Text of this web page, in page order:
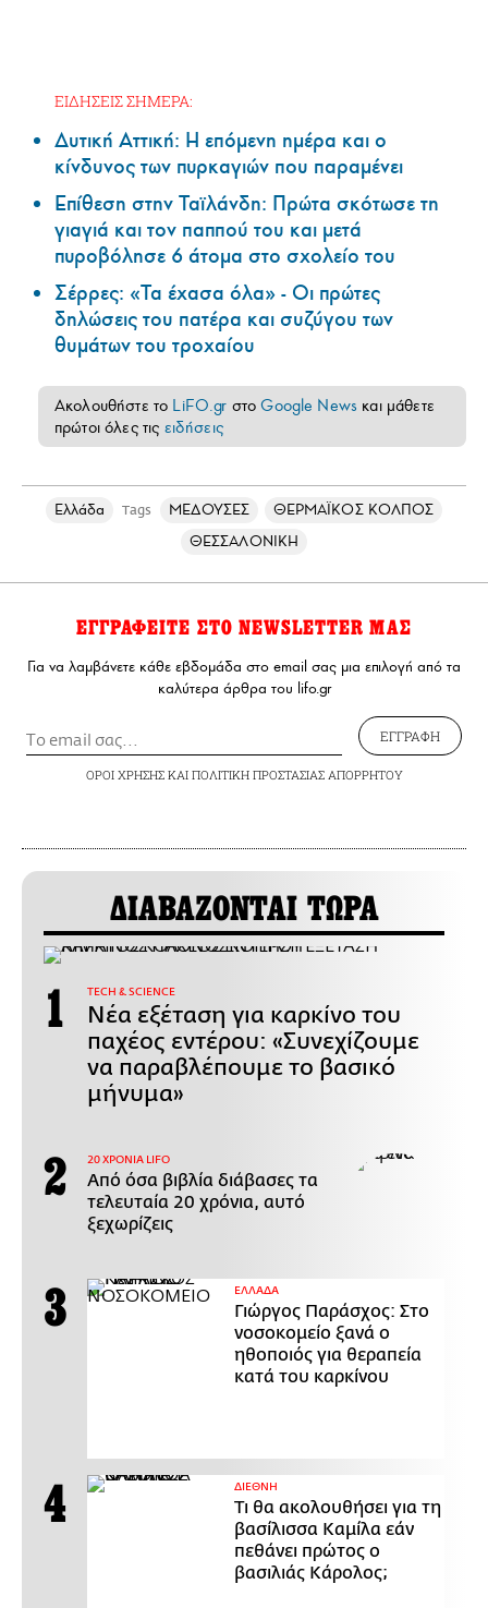
ΕΙΔΗΣΕΙΣ ΣΗΜΕΡΑ:
Δυτική Αττική: Η επόμενη ημέρα και ο
κίνδυνος των πυρκαγιών που παραμένει
Επίθεση στην Ταϊλάνδη: Πρώτα σκότωσε τη
γιαγιά και τον παππού του και μετά
πυροβόλησε 6 άτομα στο σχολείο του
Σέρρες: «Τα έχασα όλα» - Οι πρώτες
δηλώσεις του πατέρα και συζύγου των
θυμάτων του τροχαίου
Ακολουθήστε το LiFO.gr στοGoogle News και μάθετε
πρώτοι όλες τις ειδήσεις
Ελλάδα Tags ΜΕΔΟΥΣΕΣ
ΘΕΡΜΑΪΚΟΣ ΚΟΛΠΟΣ
ΘΕΣΣΑΛΟΝΙΚΗ
ΕΓΓΡΑΦΕΙΤΕ ΣΤΟ NEWSLETTER ΜΑΣ
Για να λαμβάνετε κάθε εβδομάδα στο email σας μια επιλογή από τα
καλύτερα άρθρα του lifo.gr
ΕΓΓΡΑΦΗ
ΟΡΟΙ ΧΡΗΣΗΣΚΑΙ ΠΟΛΙΤΙΚΗ ΠΡΟΣΤΑΣΙΑΣ ΑΠΟΡΡΗΤΟΥ
ΔΙΑΒΑΖΟΝΤΑΙ ΤΩΡΑ
ΤECH & SCIENCE
Νέα εξέταση για καρκίνο του
παχέος εντέρου: «Συνεχίζουμε
να παραβλέπουμε το βασικό
μήνυμα»
20 ΧΡΟΝΙΑ LIFO
Από όσα βιβλία διάβασες τα
τελευταία 20 χρόνια, αυτό
ξεχωρίζεις
ΕΛΛΑΔΑ
Γιώργος Παράσχος: Στο
νοσοκομείο ξανά ο
ηθοποιός για θεραπεία
κατά του καρκίνου
ΔΙΕΘΝΗ
Τι θα ακολουθήσει για τη
βασίλισσα Καμίλα εάν
πεθάνει πρώτος ο
βασιλιάς Κάρολος;